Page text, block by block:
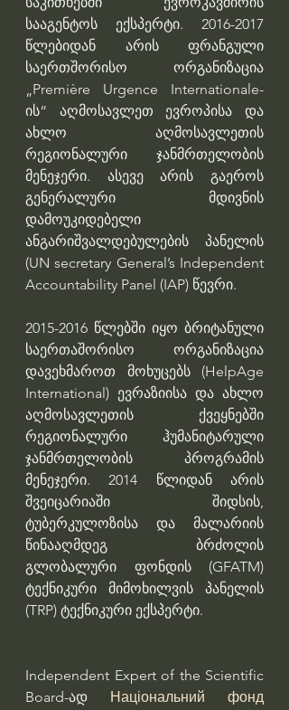
სააგენტოს ექსპერტი. 2016-2017
წლებიდან არის ფრანგული
საერთშორისო ორგანიზაცია
„Première Urgence Internationale-
ის“ აღმოსავლეთ ევროპისა და
ახლო აღმოსავლეთის
რეგიონალური ჯანმრთელობის
მენეჯერი. ასევე არის გაეროს
გენერალური მდივნის
დამოუკიდებელი
ანგარიშვალდებულების პანელის
(UN secretary General’s Independent
Accountability Panel (IAP) წევრი.
2015-2016 წლებში იყო ბრიტანული
საერთაშორისო ორგანიზაცია
დავეხმაროთ მოხუცებს (HelpAge
International) ევრაზიისა და ახლო
აღმოსავლეთის ქვეყნებში
რეგიონალური ჰუმანიტარული
ჯანმრთელობის პროგრამის
მენეჯერი. 2014 წლიდან არის
შვეიცარიაში შიდსის,
ტუბერკულოზისა და მალარიის
წინააღმდეგ ბრძოლის
გლობალური ფონდის (GFATM)
ტექნიკური მიმოხილვის პანელის
(TRP) ტექნიკური ექსპერტი.
Independent Expert of the Scientific
Board-ად Національний фонд